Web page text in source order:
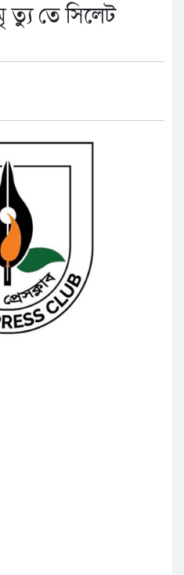
ত্যু তে সিলেট